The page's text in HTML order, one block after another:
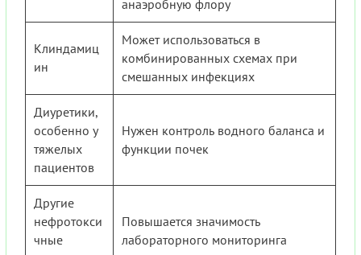
анаэробную флору
Клиндамиц
ин
Может использоваться в
комбинированных схемах при
смешанных инфекциях
Диуретики,
особенно у
тяжелых
пациентов
Нужен контроль водного баланса и
функции почек
Другие
нефротокси
чные
Повышается значимость
лабораторного мониторинга